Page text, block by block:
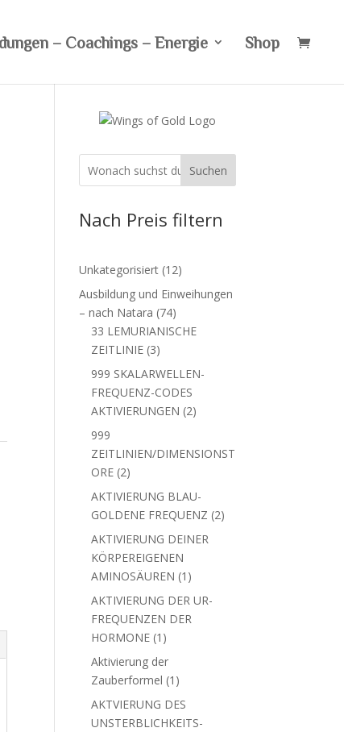
– Coachings – Energie Shop
Suchen
Nach Preis filtern
Unkategorisiert 1212
Produkte
Ausbildung und Einweihungen
– nach Natara 7474
Produkte
33 LEMURIANISCHE
ZEITLINIE 33
Produkte
999 SKALARWELLEN-
FREQUENZ-CODES
AKTIVIERUNGEN 22
999
ZEITLINIEN/DIMENSIONST
ORE 22
Produkte
AKTIVIERUNG BLAU-
GOLDENE FREQUENZ 22
AKTIVIERUNG DEINER
KÖRPEREIGENEN
AMINOSÄUREN 1 1
Produkt
AKTIVIERUNG DER UR-
FREQUENZEN DER
HORMONE 1 1
Aktivierung der
Zauberformel 1 1
Produkt
AKTVIERUNG DES
UNSTERBLICHKEITS-